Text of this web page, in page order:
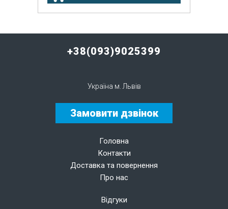
+38(093)9025399
Україна м. Львів
Замовити дзвінок
Головна
Контакти
Доставка та повернення
Про нас
Відгуки